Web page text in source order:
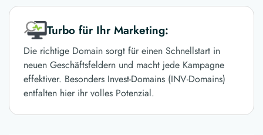
Turbo für Ihr Marketing:
Die richtige Domain sorgt für einen Schnellstart in
neuen Geschäftsfeldern und macht jede Kampagne
effektiver. Besonders Invest-Domains (INV-Domains)
entfalten hier ihr volles Potenzial.